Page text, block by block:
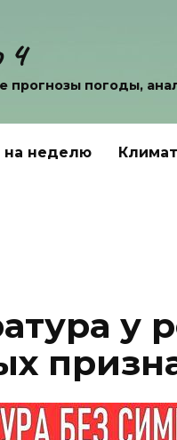
4
прогнозы погоды,
на неделю
у